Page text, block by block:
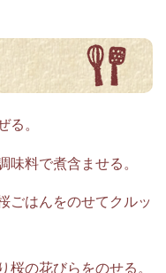
る。
味料で煮含ませる。
ごはんをのせてクルッ
桜の花びらをのせる。